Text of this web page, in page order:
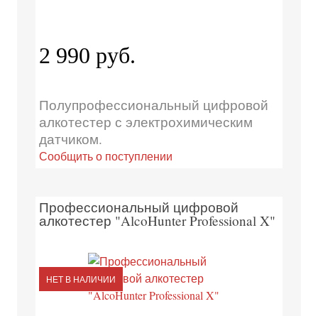
2 990 руб.
Полупрофессиональный цифровой
алкотестер с электрохимическим
датчиком.
Сообщить о поступлении
Профессиональный цифровой
алкотестер "AlcoHunter Professional X"
НЕТ В НАЛИЧИИ